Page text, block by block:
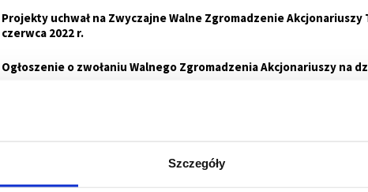
Szczegóły
Projekty uchwał na Zwyczajne Walne Zgromadzenie Akcjonariuszy
czerwca 2022 r.
Ogłoszenie o zwołaniu Walnego Zgromadzenia Akcjonariuszy na
Opinia Rady Nadzorczej dotycząca projektów uchwał na
Roczne sprawozdanie Rady Nadzorczej Talex S.A. o